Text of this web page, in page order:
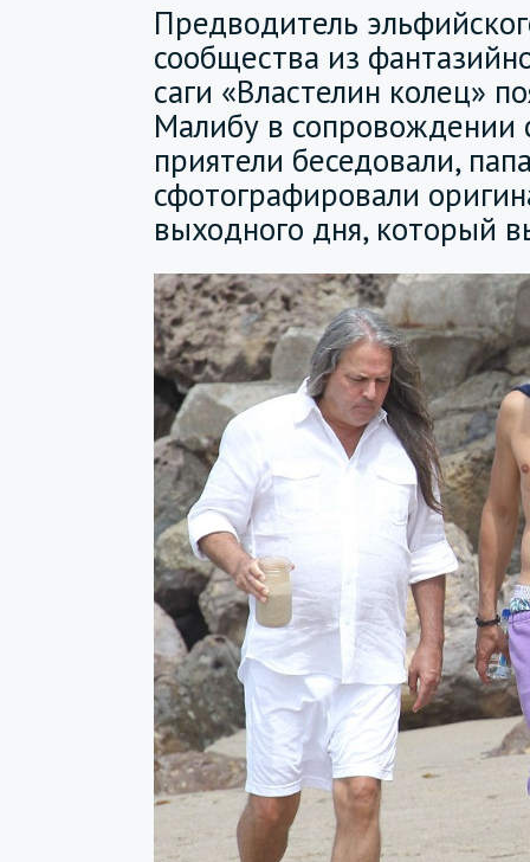
Предводитель
сообщества из
саги «Властелин колец»
Малибу в сопровождении
приятели беседовали,
сфотографировали
выходного дня, который